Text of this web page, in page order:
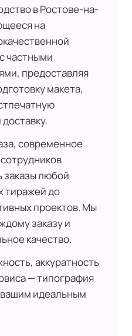
в Ростове-на-
на
частными
предоставляя
макета,
современное
заказы любой
тиражей до
проектов. Мы
заказу и
качество.
аккуратность
— типография
идеальным